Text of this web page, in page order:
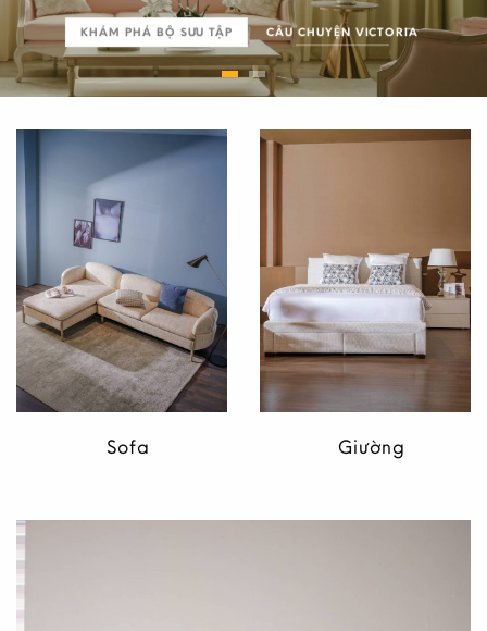
KHÁM PHÁ BỘ SƯU TẬP CÂU CHUYỆN VICTORIA
XEM BỘ SƯU TẬP
Sofa Giường